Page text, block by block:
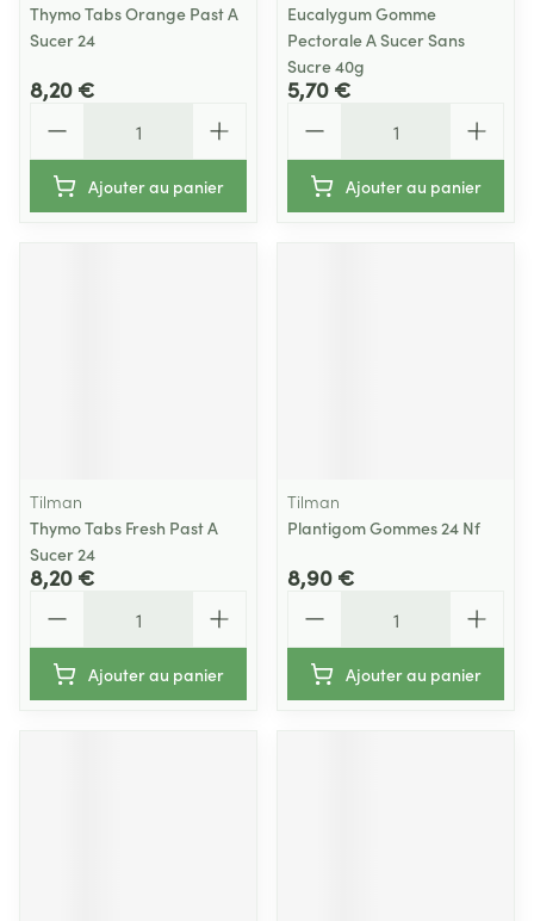
Thymo Tabs Orange Past A
Sucer 24
8,20 €
Ajouter au panier
Eucalygum Gomme
Pectorale A Sucer Sans
Sucre 40g
5,70 €
Ajouter au panier
Tilman
Thymo Tabs Fresh Past A
Sucer 24
8,20 €
Ajouter au panier
Tilman
Plantigom Gommes 24 Nf
8,90 €
Ajouter au panier